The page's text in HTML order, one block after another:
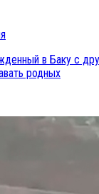
в Баку с
родных